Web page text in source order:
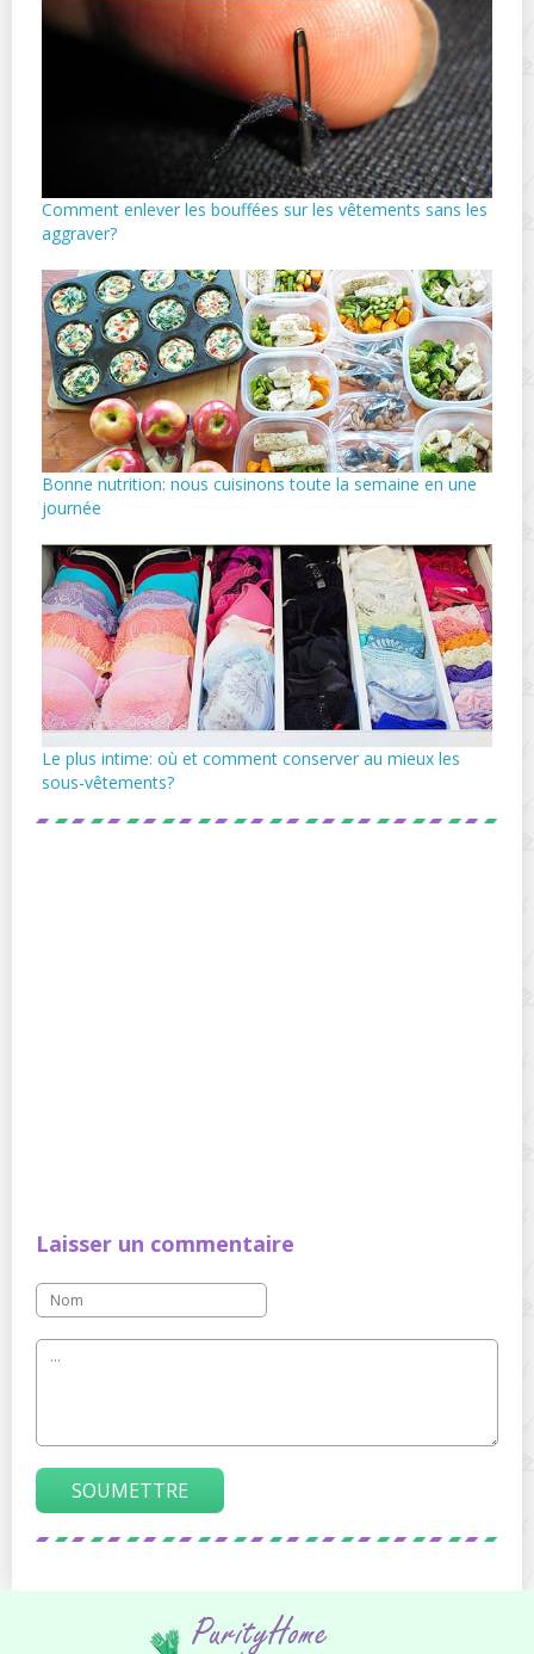
Comment enlever les bouffées sur les vêtements sans les
aggraver?
Bonne nutrition: nous cuisinons toute la semaine en une
journée
Le plus intime: où et comment conserver au mieux les
sous-vêtements?
Laisser un commentaire
SOUMETTRE